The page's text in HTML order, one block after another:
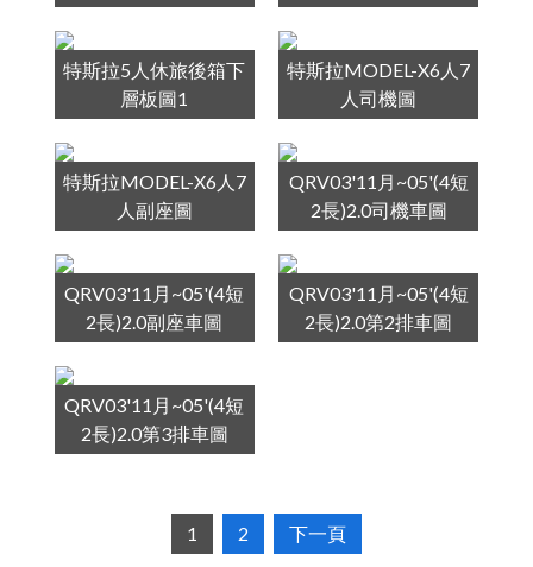
特斯拉5人休旅後箱下
層板圖1
特斯拉MODEL-X6人7
人司機圖
特斯拉MODEL-X6人7
人副座圖
QRV03'11月~05'(4短
2長)2.0司機車圖
QRV03'11月~05'(4短
2長)2.0副座車圖
QRV03'11月~05'(4短
2長)2.0第2排車圖
QRV03'11月~05'(4短
2長)2.0第3排車圖
1 2 下一頁